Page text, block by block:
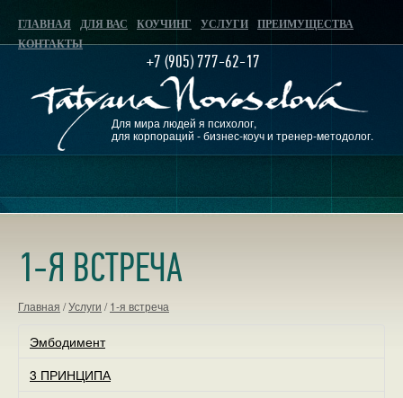
ГЛАВНАЯ ДЛЯ ВАС КОУЧИНГ УСЛУГИ
ПРЕИМУЩЕСТВА
КОНТАКТЫ
Для мира людей я психолог,
для корпораций - бизнес-коуч и тренер-методолог.
+7 (905) 777-62-17
1-Я ВСТРЕЧА
Главная /Услуги /1-я встреча
Эмбодимент
3 ПРИНЦИПА